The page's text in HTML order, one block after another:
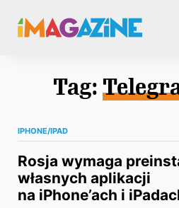
Tag:
IPHONE/IPAD
Rosja wymaga
własnych aplikacji
na iPhone’ach i